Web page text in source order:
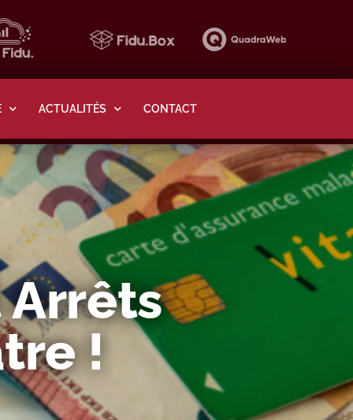
ACTUALITÉS CONTACT
Arrêts
!